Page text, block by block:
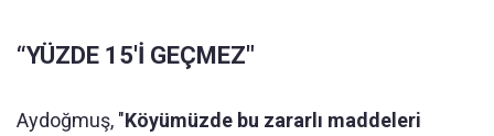
“YÜZDE 15'İ GEÇMEZ"
Aydoğmuş, "Köyümüzde bu zararlı maddeleri